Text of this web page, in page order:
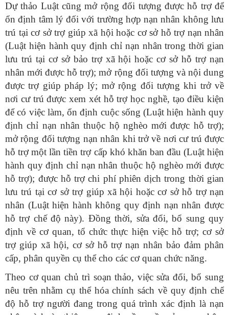
Dự thảo Luật cũng mở rộng đối tượng được hỗ trợ để
ổn định tâm lý đối với trường hợp nạn nhân không lưu
trú tại cơ sở trợ giúp xã hội hoặc cơ sở hỗ trợ nạn nhân
(Luật hiện hành quy định chỉ nạn nhân trong thời gian
lưu trú tại cơ sở bảo trợ xã hội hoặc cơ sở hỗ trợ nạn
nhân mới được hỗ trợ); mở rộng đối tượng và nội dung
được trợ giúp pháp lý; mở rộng đối tượng khi trở về
nơi cư trú được xem xét hỗ trợ học nghề, tạo điều kiện
để có việc làm, ổn định cuộc sống (Luật hiện hành quy
định chỉ nạn nhân thuộc hộ nghèo mới được hỗ trợ);
mở rộng đối tượng nạn nhân khi trở về nơi cư trú được
hỗ trợ một lần tiền trợ cấp khó khăn ban đầu (Luật hiện
hành quy định chỉ nạn nhân thuộc hộ nghèo mới được
hỗ trợ); được hỗ trợ chi phí phiên dịch trong thời gian
lưu trú tại cơ sở trợ giúp xã hội hoặc cơ sở hỗ trợ nạn
nhân (Luật hiện hành không quy định nạn nhân được
hỗ trợ chế độ này). Đồng thời, sửa đổi, bổ sung quy
định về cơ quan, tổ chức thực hiện việc hỗ trợ; cơ sở
trợ giúp xã hội, cơ sở hỗ trợ nạn nhân bảo đảm phân
cấp, phân quyền cụ thể cho các cơ quan chức năng.
Theo cơ quan chủ trì soạn thảo, việc sửa đổi, bổ sung
nêu trên nhằm cụ thể hóa chính sách về quy định chế
độ hỗ trợ người đang trong quá trình xác định là nạn